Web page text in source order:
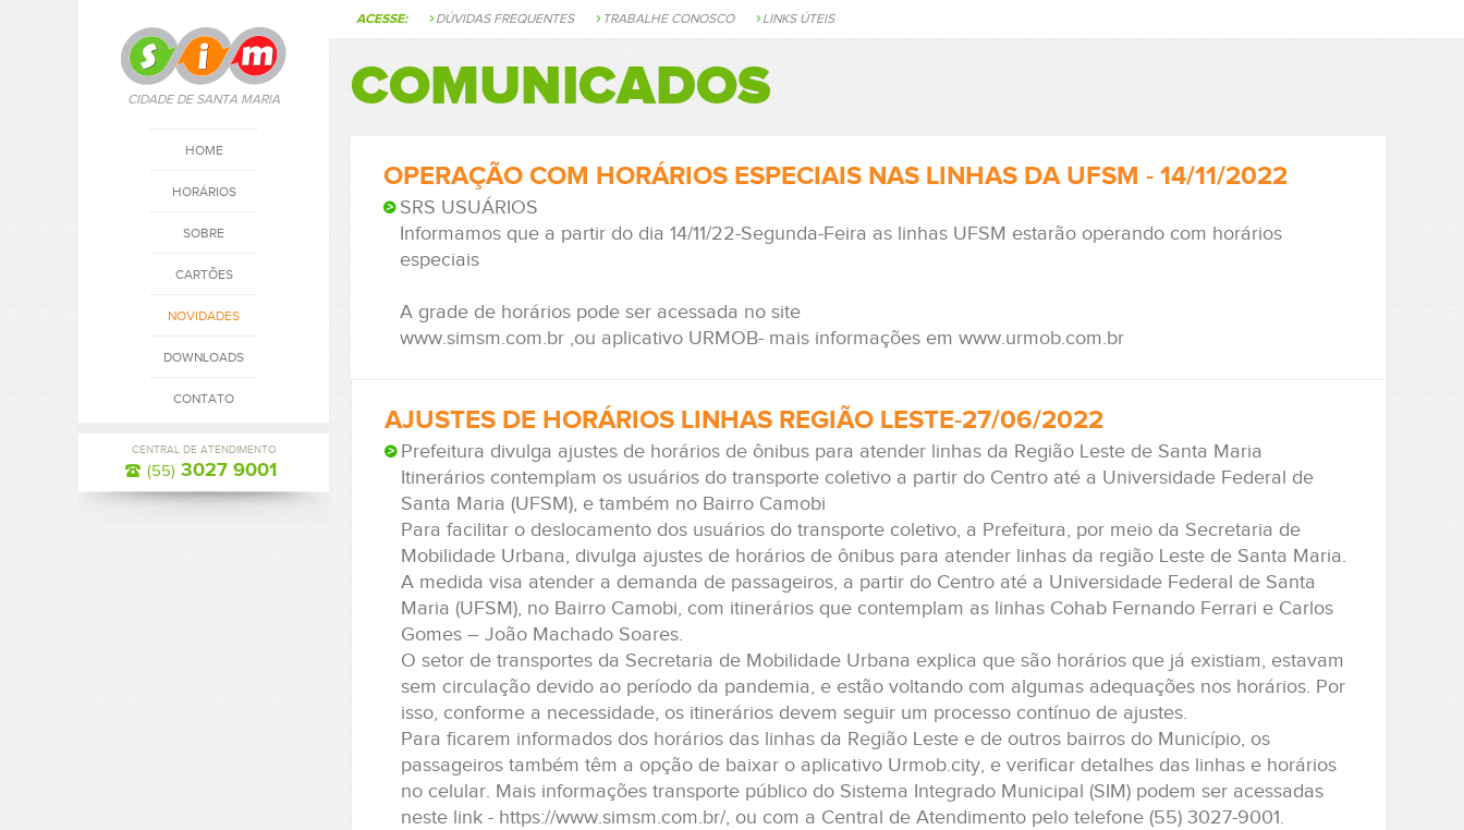
ACESSE: DÚVIDAS FREQUENTES TRABALHE CONOSCO LINKS ÚTEIS
CIDADE DE SANTA MARIA
HOME
HORÁRIOS
SOBRE
CARTÕES
NOVIDADES
DOWNLOADS
CONTATO
CENTRAL DE ATENDIMENTO
(55) 3027 9001
COMUNICADOS
OPERAÇÃO COM HORÁRIOS ESPECIAIS NAS LINHAS DA UFSM - 14/11/2022
SRS USUÁRIOS
Informamos que a partir do dia 14/11/22-Segunda-Feira as linhas UFSM estarão operando com horários
especiais
A grade de horários pode ser acessada no site
www.simsm.com.br ,ou aplicativo URMOB- mais informações em www.urmob.com.br
AJUSTES DE HORÁRIOS LINHAS REGIÃO LESTE-27/06/2022
Prefeitura divulga ajustes de horários de ônibus para atender linhas da Região Leste de Santa Maria
Itinerários contemplam os usuários do transporte coletivo a partir do Centro até a Universidade Federal de
Santa Maria (UFSM), e também no Bairro Camobi
Para facilitar o deslocamento dos usuários do transporte coletivo, a Prefeitura, por meio da Secretaria de
Mobilidade Urbana, divulga ajustes de horários de ônibus para atender linhas da região Leste de Santa Maria.
A medida visa atender a demanda de passageiros, a partir do Centro até a Universidade Federal de Santa
Maria (UFSM), no Bairro Camobi, com itinerários que contemplam as linhas Cohab Fernando Ferrari e Carlos
Gomes – João Machado Soares.
O setor de transportes da Secretaria de Mobilidade Urbana explica que são horários que já existiam, estavam
sem circulação devido ao período da pandemia, e estão voltando com algumas adequações nos horários. Por
isso, conforme a necessidade, os itinerários devem seguir um processo contínuo de ajustes.
Para ficarem informados dos horários das linhas da Região Leste e de outros bairros do Município, os
passageiros também têm a opção de baixar o aplicativo Urmob.city, e verificar detalhes das linhas e horários
no celular. Mais informações transporte público do Sistema Integrado Municipal (SIM) podem ser acessadas
neste link - https://www.simsm.com.br/, ou com a Central de Atendimento pelo telefone (55) 3027-9001.